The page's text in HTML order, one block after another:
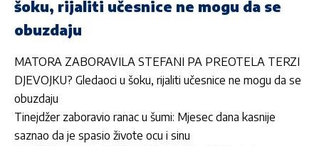
šoku, rijaliti učesnice ne mogu da se
obuzdaju
MATORA ZABORAVILA STEFANI PA PREOTELA TERZI
DJEVOJKU? Gledaoci u šoku, rijaliti učesnice ne mogu da se
obuzdaju
Tinejdžer zaboravio ranac u šumi: Mjesec dana kasnije
saznao da je spasio živote ocu i sinu